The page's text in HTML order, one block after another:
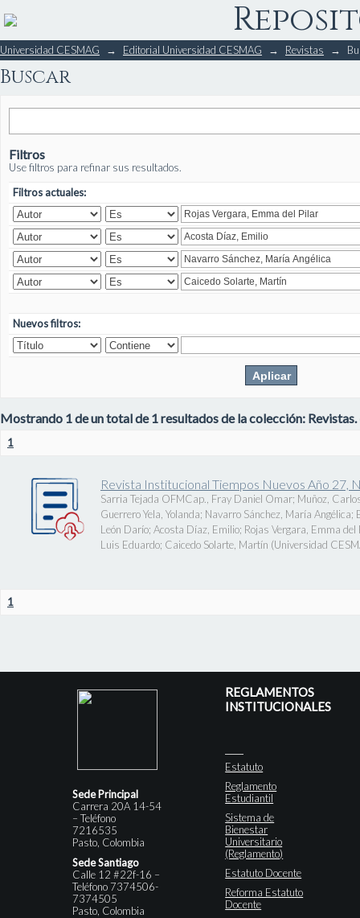
Buscar
Universidad CESMAG → Editorial Universidad CESMAG → Revistas →
Buscar
Filtros
Use filtros para refinar sus resultados.
Filtros actuales:
Nuevos filtros:
Mostrando 1 de un total de 1 resultados de la colección: Revistas.
1
Revista Institucional Tiempos Nuevos Año 27,
Sarria Tejada OFMCap., Fray Daniel Omar; Muñoz,
Guerrero Yela, Yolanda; Navarro Sánchez, María Angélica;
León Darío; Acosta Díaz, Emilio; Rojas Vergara, Emma del
Luis Eduardo; Caicedo Solarte, Martín (Universidad
1
Sede Principal
Carrera 20A 14-54
– Teléfono
7216535
Pasto, Colombia
Sede Santiago
Calle 12 #22f-16 –
Teléfono 7374506-
7374505
Pasto, Colombia
REGLAMENTOS
INSTITUCIONALES
Estatuto
Reglamento
Estudiantil
Sistema de
Bienestar
Universitario
(Reglamento)
Estatuto Docente
Reforma Estatuto
Docente